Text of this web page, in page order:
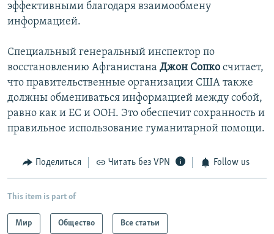
эффективными благодаря взаимообмену
информацией.
Специальный генеральный инспектор по
восстановлению Афганистана Джон Сопко считает,
что правительственные организации США также
должны обмениваться информацией между собой,
равно как и ЕС и ООН. Это обеспечит сохранность и
правильное использование гуманитарной помощи.
Поделиться Читать без VPN Follow us
This item is part of
Мир Общество Все статьи